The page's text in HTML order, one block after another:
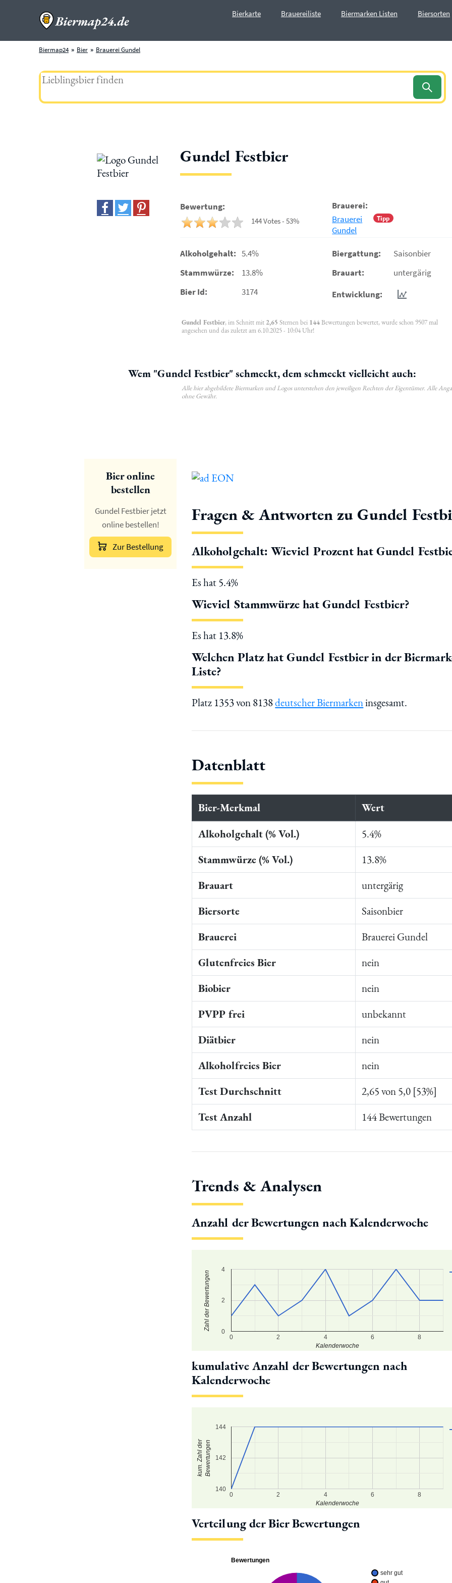
Bierkarte Brauereiliste Biermarken Listen Biersorten
Biermap24 Bier Brauerei Gundel
Gundel Festbier
Bewertung:
144 Votes - 53%
Brauerei:
Tipp
Brauerei
Gundel
Alkoholgehalt: 5.4%
Stammwürze:
13.8%
Bier Id:
3174
Biergattung:
Saisonbier
Brauart:
untergärig
Entwicklung:
Gundel Festbier, im Schnitt mit 2,65 Sternen bei 144Bewertungen bewertet, wurde schon 9507 mal
angesehen und das zuletzt am 6.10.2025 - 10:04 Uhr!
Wem "Gundel Festbier" schmeckt, dem schmeckt vielleicht auch:
Alle hier abgebildete Biermarken und Logos unterstehen den jeweiligen Rechten der Eigentümer. Alle
ohne Gewähr.
Bier online
bestellen
Gundel Festbier jetzt
online bestellen!
Zur Bestellung
Fragen & Antworten zu Gundel
Alkoholgehalt: Wieviel Prozent hat Gundel
Es hat 5.4%
Wieviel Stammwürze hat Gundel Festbier?
Es hat 13.8%
Welchen Platz hat Gundel Festbier in der
Liste?
Platz 1353 von 8138deutscher Biermarkeninsgesamt.
Datenblatt
Bier-Merkmal
Wert
Alkoholgehalt (% Vol.)
5.4%
Stammwürze (% Vol.)
13.8%
Brauart
untergärig
Biersorte
Saisonbier
Brauerei
Brauerei Gundel
Glutenfreies Bier
nein
Biobier
nein
PVPP frei
unbekannt
Diätbier
nein
Alkoholfreies Bier
nein
Test Durchschnitt
2,65 von 5,0 [53%]
Test Anzahl
144 Bewertungen
Trends & Analysen
Anzahl der Bewertungen nach Kalenderwoche
0 2 4 6 8
0
2
4
Kalenderwoche
Zahl der Bewertungen
kumulative Anzahl der Bewertungen nach
Kalenderwoche
0 2 4 6 8
140
142
144
Kalenderwoche
kum. Zahl derBewertungen
Verteilung der Bier Bewertungen
Bewertungen
sehr gut